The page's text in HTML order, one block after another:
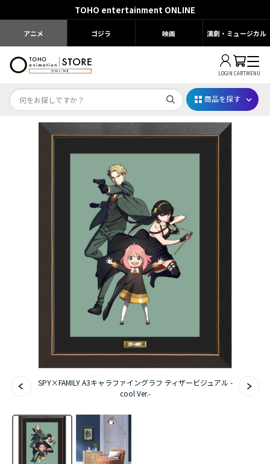
TOHO entertainment ONLINE
アニメ ゴジラ 映画 演劇・ミュージカル
LOGIN CARTMENU
じゅじゅフェス 2026
薬屋のひとりごと 夏の園遊会2026
名探偵コナン
アニメ『僕のヒーローアカデミア』10周年
ハイキュー!!ジャージ＆ユニフォーム
『ふつつかな悪女ではございますが ～雛宮蝶鼠と
商品を探す
SPY×FAMILY A3キャラファイングラフ ティザービジュアル -
cool Ver.-